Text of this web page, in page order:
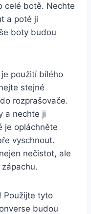
celé⁤ botě.⁤ Nechte
a poté ji⁤
boty ‌budou⁣
použití ‍bílého
stejné
rozprašovače.
a nechte ji
je ‍opláchněte
vyschnout.
nečistot, ale
Použijte tyto
budou